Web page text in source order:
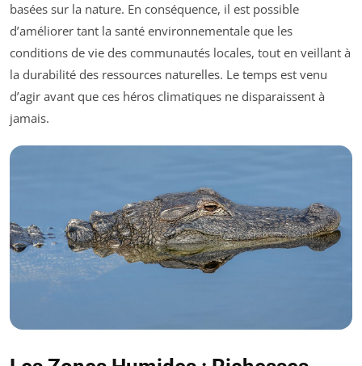
basées sur la nature. En conséquence, il est possible
d’améliorer tant la santé environnementale que les
conditions de vie des communautés locales, tout en veillant à
la durabilité des ressources naturelles. Le temps est venu
d’agir avant que ces héros climatiques ne disparaissent à
jamais.